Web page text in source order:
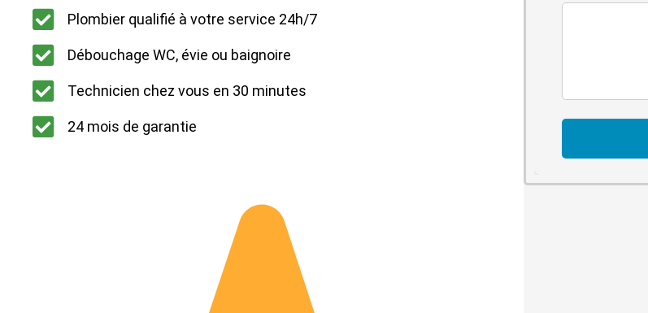
Plombier qualifié à votre service 24h/7
Débouchage WC, évie ou baignoire
Technicien chez vous en 30 minutes
24 mois de garantie